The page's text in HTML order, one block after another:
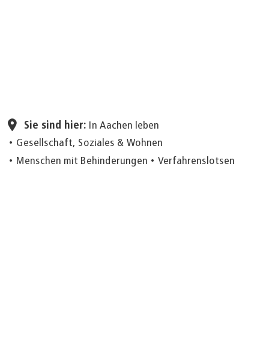
Sie sind hier:
In Aachen leben
Gesellschaft, Soziales & Wohnen
Menschen mit Behinderungen
Verfahrenslotsen